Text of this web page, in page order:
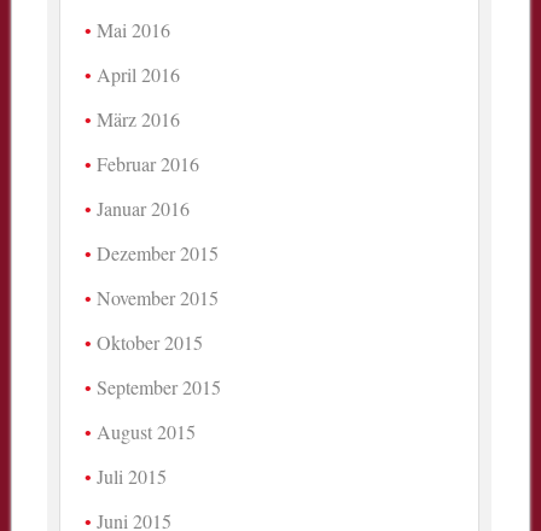
Mai 2016
April 2016
März 2016
Februar 2016
Januar 2016
Dezember 2015
November 2015
Oktober 2015
September 2015
August 2015
Juli 2015
Juni 2015